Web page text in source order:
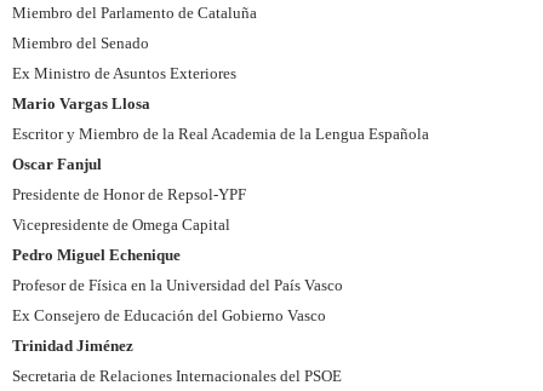
Miembro del Parlamento de Cataluña
Miembro del Senado
Ex Ministro de Asuntos Exteriores
Mario Vargas Llosa
Escritor y Miembro de la Real Academia de la Lengua Española
Oscar Fanjul
Presidente de Honor de Repsol-YPF
Vicepresidente de Omega Capital
Pedro Miguel Echenique
Profesor de Física en la Universidad del País Vasco
Ex Consejero de Educación del Gobierno Vasco
Trinidad Jiménez
Secretaria de Relaciones Internacionales del PSOE